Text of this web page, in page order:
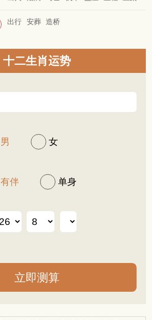
出行 安葬 造桥
十二生肖运势
男 女
有伴 单身